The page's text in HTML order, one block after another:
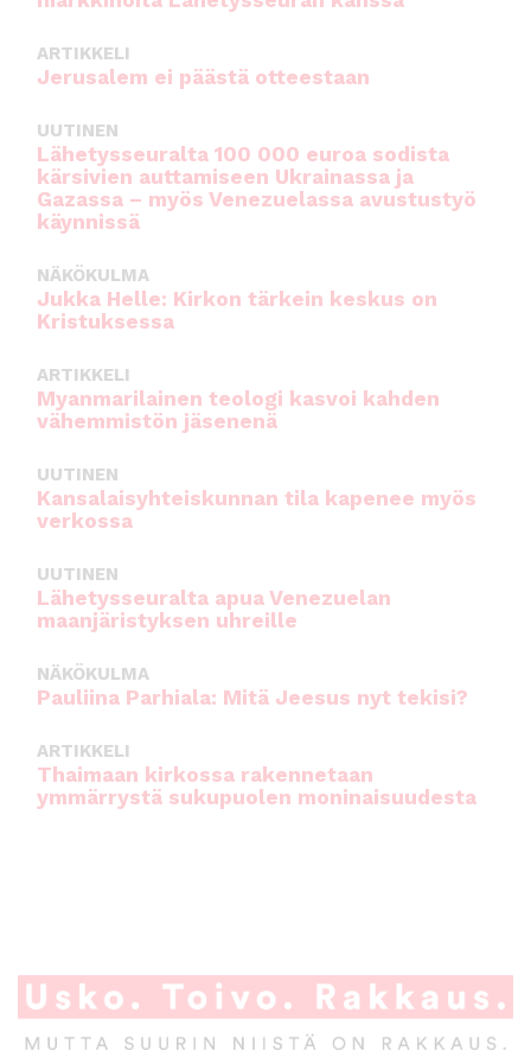
ARTIKKELI
Jerusalem ei päästä otteestaan
UUTINEN
Lähetysseuralta 100 000 euroa sodista
kärsivien auttamiseen Ukrainassa ja
Gazassa – myös Venezuelassa avustustyö
käynnissä
NÄKÖKULMA
Jukka Helle: Kirkon tärkein keskus on
Kristuksessa
ARTIKKELI
Myanmarilainen teologi kasvoi kahden
vähemmistön jäsenenä
UUTINEN
Kansalaisyhteiskunnan tila kapenee myös
verkossa
UUTINEN
Lähetysseuralta apua Venezuelan
maanjäristyksen uhreille
NÄKÖKULMA
Pauliina Parhiala: Mitä Jeesus nyt tekisi?
ARTIKKELI
Thaimaan kirkossa rakennetaan
ymmärrystä sukupuolen moninaisuudesta